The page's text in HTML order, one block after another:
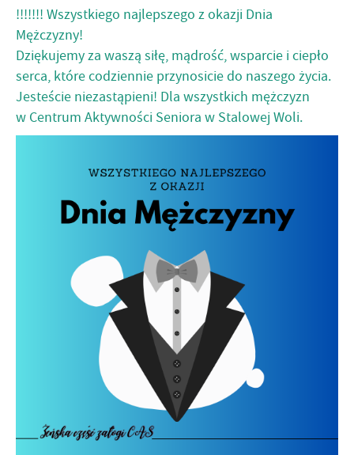
!!!!!!! Wszystkiego najlepszego z okazji Dnia
Mężczyzny!
Dziękujemy za waszą siłę, mądrość, wsparcie i ciepło
serca, które codziennie przynosicie do naszego życia.
Jesteście niezastąpieni! Dla wszystkich mężczyzn
w Centrum Aktywności Seniora w Stalowej Woli.